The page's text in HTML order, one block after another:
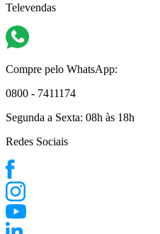
Televendas
Compre pelo WhatsApp:
0800 - 7411174
Segunda a Sexta: 08h às 18h
Redes Sociais